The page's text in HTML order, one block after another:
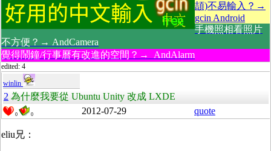
頡)不易輸入？→
gcin Android
手機照相看照片
不方便？→ AndCamera
覺得鬧鐘/行事曆有改進的空間？→ AndAlarm
edited: 4
winlin
2 為什麼我要從 Ubuntu Unity 改成 LXDE
0 0 2012-07-29 quote
eliu兄：